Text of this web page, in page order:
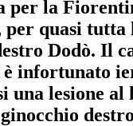
per la
per quasi tutta
Dodò. Il
infortunato
una lesione al
destro